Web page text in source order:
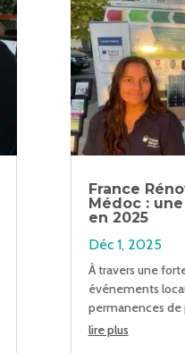
France
Médoc :
en 2025
Déc 1, 2025
À travers une
événements
permanences de
lire plus